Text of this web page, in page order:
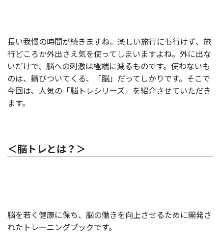
長い我慢の時間が続きますね。楽しい旅行にも行けず、旅
行どころか外出さえ気を使ってしまいますよね。外に出な
いだけで、脳への刺激は極端に減るものです。使わないも
のは、錆びついてくる、「脳」だってしかりです。そこで
今回は、人気の「脳トレシリーズ」を紹介させていただき
ます。
＜脳トレとは？＞
脳を若く健康に保ち、脳の働きを向上させるために開発さ
れたトレーニングブックです。